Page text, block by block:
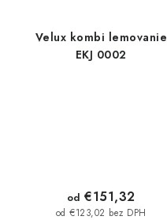
Velux kombi lemovanie
EKJ 0002
od €123,02 bez DPH
od €151,32